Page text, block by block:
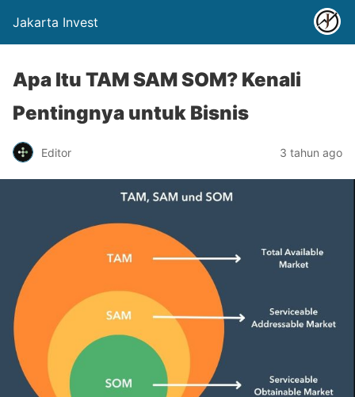
Jakarta Invest
Apa Itu TAM SAM SOM? Kenali
Pentingnya untuk Bisnis
Editor 3 tahun ago